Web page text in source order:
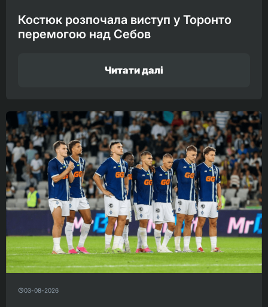
Костюк розпочала виступ у Торонто
перемогою над Себов
Читати далі
03-08-2026